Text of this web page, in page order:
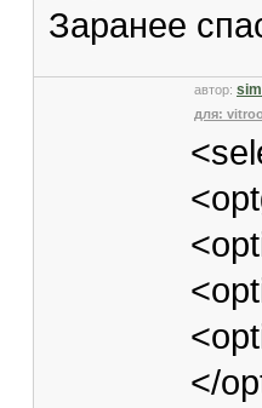
Заранее
автор:
для:
</